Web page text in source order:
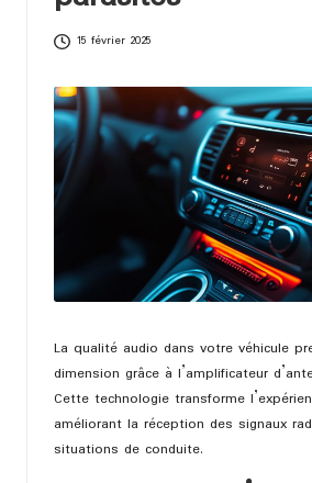
bi15 février 2025
La qualité audio dans votre véhicule
dimension grâce à l’amplificateur
Cette technologie transforme
améliorant la réception des signaux
situations de conduite.